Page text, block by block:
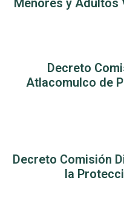
Menores y Adultos
Decreto
Atlacomulco de
Decreto Comisión
la